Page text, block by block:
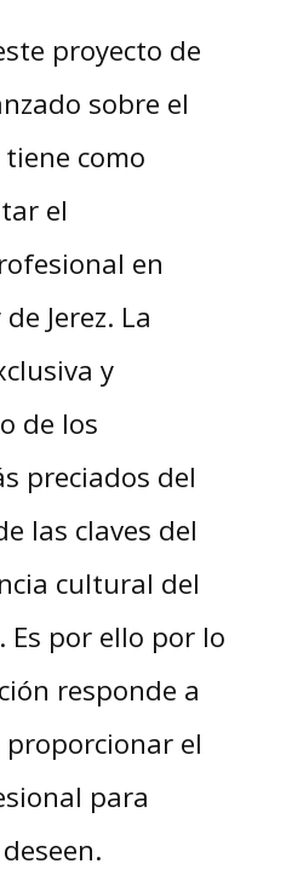
proyecto de
sobre el
tiene como
el
en
Jerez. La
y
de los
preciados del
las claves del
cultural del
Es por ello por lo
responde a
proporcionar el
para